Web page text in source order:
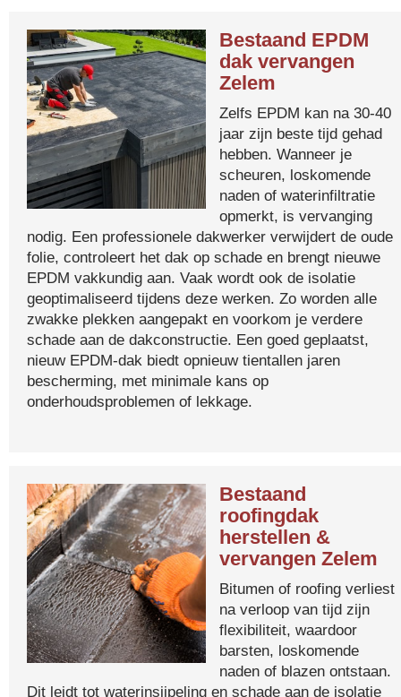
Bestaand EPDM
dak vervangen
Zelem
Zelfs EPDM kan na 30-40
jaar zijn beste tijd gehad
hebben. Wanneer je
scheuren, loskomende
naden of waterinfiltratie
opmerkt, is vervanging
nodig. Een professionele dakwerker verwijdert de oude
folie, controleert het dak op schade en brengt nieuwe
EPDM vakkundig aan. Vaak wordt ook de isolatie
geoptimaliseerd tijdens deze werken. Zo worden alle
zwakke plekken aangepakt en voorkom je verdere
schade aan de dakconstructie. Een goed geplaatst,
nieuw EPDM-dak biedt opnieuw tientallen jaren
bescherming, met minimale kans op
onderhoudsproblemen of lekkage.
Bestaand
roofingdak
herstellen &
vervangen Zelem
Bitumen of roofing verliest
na verloop van tijd zijn
flexibiliteit, waardoor
barsten, loskomende
naden of blazen ontstaan.
Dit leidt tot waterinsijpeling en schade aan de isolatie